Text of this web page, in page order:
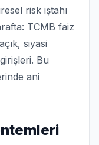
risk iştahı
TCMB faiz
siyasi
Bu
ani